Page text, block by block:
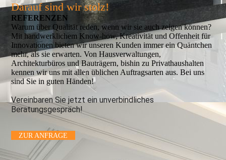
Darauf sind wir stolz!
REFERENZEN
Warum über Qualität reden, wenn wir sie auch zeigen können?
Mit handwerklichem Know-how, Kreativität und Offenheit für
Innovationen bieten wir unseren Kunden immer ein Quäntchen
mehr, als sie erwarten. Von Hausverwaltungen,
Architekturbüros und Bauträgern, bishin zu Privathaushalten
kennen wir uns mit allen üblichen Auftragsarten aus. Bei uns
sind Sie in guten Händen!
Vereinbaren Sie jetzt ein unverbindliches
Beratungsgespräch!
ZUR ANFRAGE